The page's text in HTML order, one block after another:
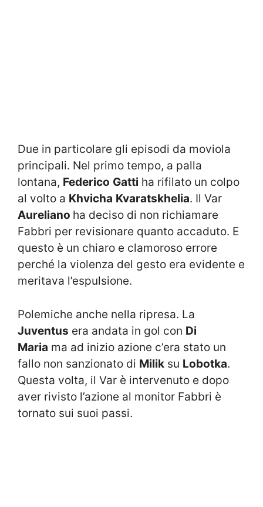
Due in particolare gli episodi da moviola
principali. Nel primo tempo, a palla
lontana, Federico Gatti ha rifilato un colpo
al volto a Khvicha Kvaratskhelia. Il Var
Aureliano ha deciso di non richiamare
Fabbri per revisionare quanto accaduto. E
questo è un chiaro e clamoroso errore
perché la violenza del gesto era evidente e
meritava l’espulsione.
Polemiche anche nella ripresa. La
Juventus era andata in gol con Di
Maria ma ad inizio azione c’era stato un
fallo non sanzionato di Milik su Lobotka.
Questa volta, il Var è intervenuto e dopo
aver rivisto l’azione al monitor Fabbri è
tornato sui suoi passi.